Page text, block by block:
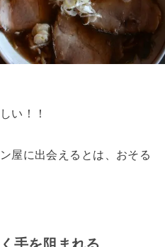
い！！
屋に出会えるとは、おそる